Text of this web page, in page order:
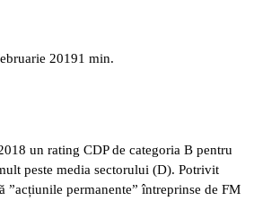
20191 min.
un rating CDP de categoria B pentru
peste media sectorului (D). Potrivit
”acțiunile permanente” întreprinse de FM